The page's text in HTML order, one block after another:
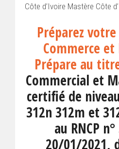
Côte d’Ivoire Mastère Côte
Préparez
Commerce
Prépare au
Commercial et
certifié de
312n 312m et
au RNCP
20/01/2021,